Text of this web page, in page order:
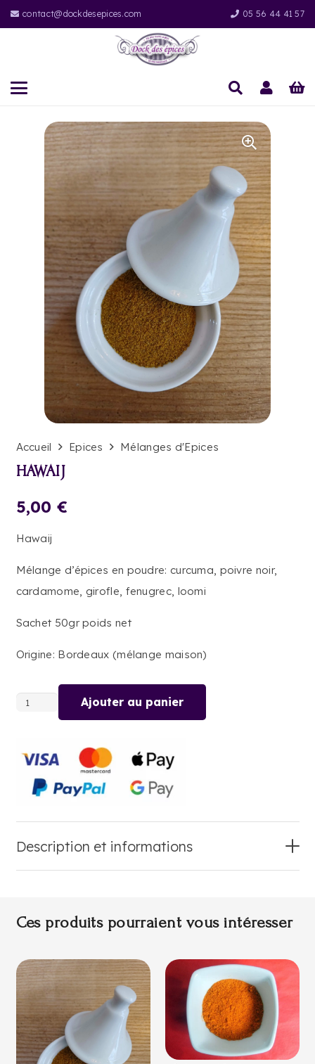
contact@dockdesepices.com 05 56 44 41 57
Accueil Epices Mélanges d'Epices
HAWAIJ
5,00 €
Hawaij
Mélange d’épices en poudre: curcuma, poivre noir,
cardamome, girofle, fenugrec, loomi
Sachet 50gr poids net
Origine: Bordeaux (mélange maison)
quantité
Ajouter au panier
Description et informations
Ces produits pourraient vous intéresser